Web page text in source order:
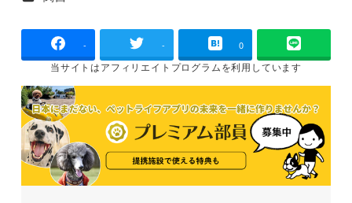
- - 0
当サイトはアフィリエイトプログラムを利用しています